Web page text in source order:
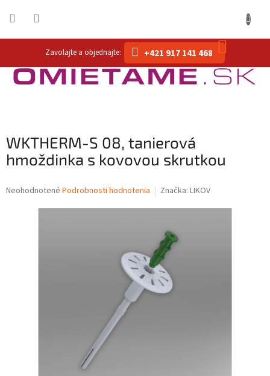
+421 917 141 468
WKTHERM-S 08, tanierová
hmoždinka s kovovou skrutkou
Priemerné
Neohodnotené Podrobnosti hodnotenia Značka: LIKOV